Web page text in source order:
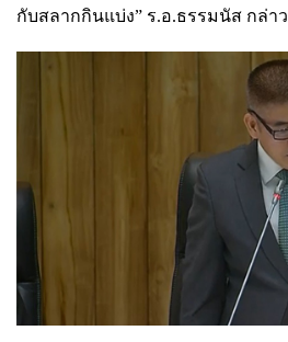
กับสลากกินแบ่ง” ร.อ.ธรรมนัส กล่าว